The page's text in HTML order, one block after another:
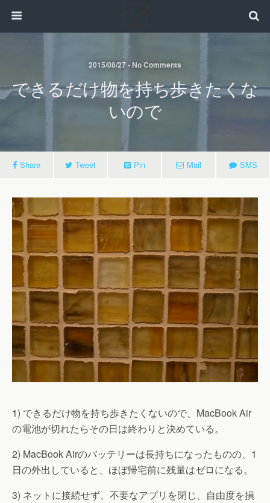
2015/08/27 • No Comments
できるだけ物を持ち歩きたくな
いので
Share Tweet Pin Mail SMS
1) できるだけ物を持ち歩きたくないので、MacBook Air
の電池が切れたらその日は終わりと決めている。
2) MacBook Airのバッテリーは長持ちになったものの、1
日の外出していると、ほぼ帰宅前に残量はゼロになる。
3) ネットに接続せず、不要なアプリを閉じ、自由度を損